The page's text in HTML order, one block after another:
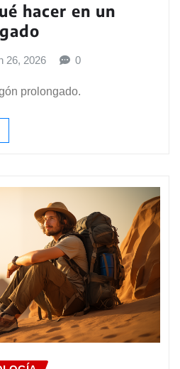
hacer en un
26, 2026 0
prolongado.